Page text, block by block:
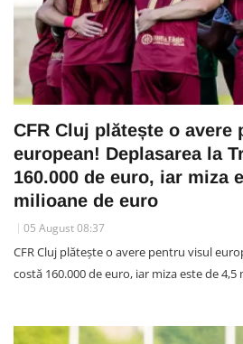
CFR Cluj plătește o avere
european! Deplasarea la
160.000 de euro, iar miza
milioane de euro
05 August 08:37
CFR Cluj plătește o avere pentru visul
costă 160.000 de euro, iar miza este de 4,5